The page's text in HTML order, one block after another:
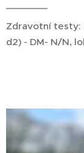
Zdravotní testy:
d2) - DM- N/N,